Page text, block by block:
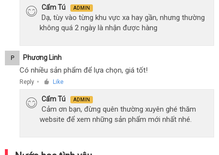
Cẩm Tú ADMIN
Dạ, tùy vào từng khu vực xa hay gần, nhưng thường
không quá 2 ngày là nhận được hàng
P Phương Linh
Có nhiều sản phẩm để lựa chọn, giá tốt!
Reply ● Like
Cẩm Tú ADMIN
Cảm ơn bạn, đừng quên thường xuyên ghé thăm
website để xem những sản phẩm mới nhất nhé.